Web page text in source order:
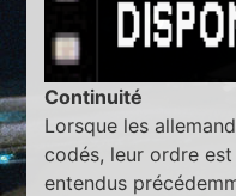
Continuité
Lorsque les
codés, leur ordre
entendus